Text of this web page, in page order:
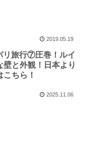
2019.05.19
リ旅行⑦圧巻！ルイ
壁と外観！日本より
ちら！
2025.11.06